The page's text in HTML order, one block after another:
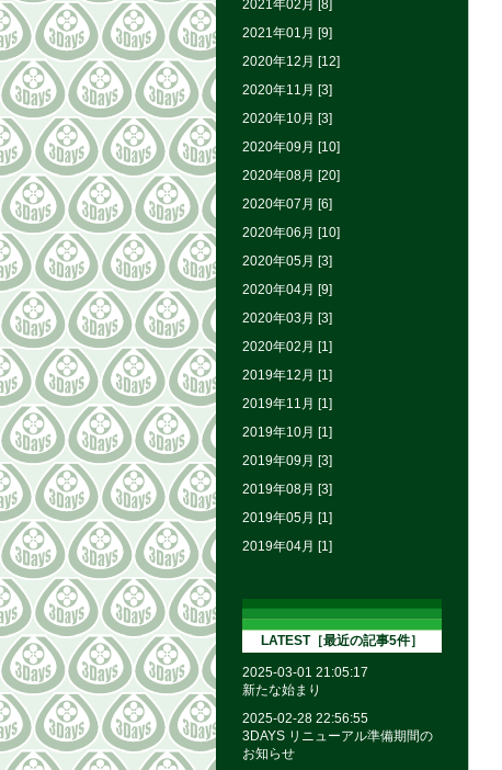
2021年02月 [8]
2021年01月 [9]
2020年12月 [12]
2020年11月 [3]
2020年10月 [3]
2020年09月 [10]
2020年08月 [20]
2020年07月 [6]
2020年06月 [10]
2020年05月 [3]
2020年04月 [9]
2020年03月 [3]
2020年02月 [1]
2019年12月 [1]
2019年11月 [1]
2019年10月 [1]
2019年09月 [3]
2019年08月 [3]
2019年05月 [1]
2019年04月 [1]
LATEST［最近の記事5件］
2025-03-01 21:05:17
新たな始まり
2025-02-28 22:56:55
3DAYS リニューアル準備期間の
お知らせ